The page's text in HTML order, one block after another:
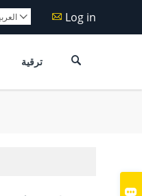

 Log in

ترقية 